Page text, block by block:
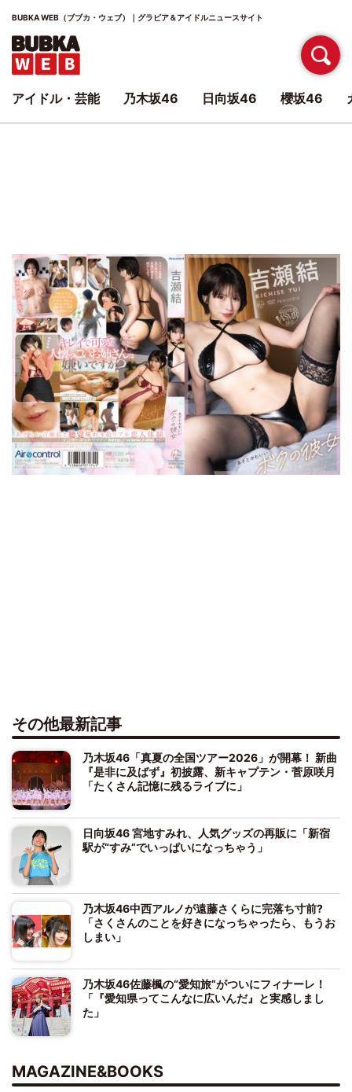
BUBKA WEB（ブブカ・ウェブ）｜グラビア＆アイドルニュースサイト
その他最新記事
乃木坂46「真夏の全国ツアー2026」が開幕！ 新曲
『是非に及ばず』初披露、新キャプテン・菅原咲月
「たくさん記憶に残るライブに」
日向坂46 宮地すみれ、人気グッズの再販に「新宿
駅が“すみ”でいっぱいになっちゃう」
乃木坂46中西アルノが遠藤さくらに完落ち寸前?
「さくさんのことを好きになっちゃったら、もうお
しまい」
乃木坂46佐藤楓の“愛知旅”がついにフィナーレ！
「『愛知県ってこんなに広いんだ』と実感しまし
た」
MAGAZINE&BOOKS
アイドル・芸能 乃木坂46 日向坂46 櫻坂46